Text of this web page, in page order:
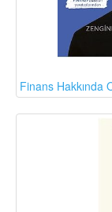
Finans Hakkında